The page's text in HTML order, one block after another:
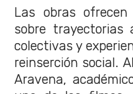
Las obras
sobre trayectorias
colectivas y
reinserción social.
Aravena,